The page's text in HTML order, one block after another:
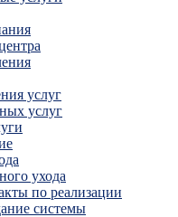
услуг
услуг
ухода
по реализации
системы